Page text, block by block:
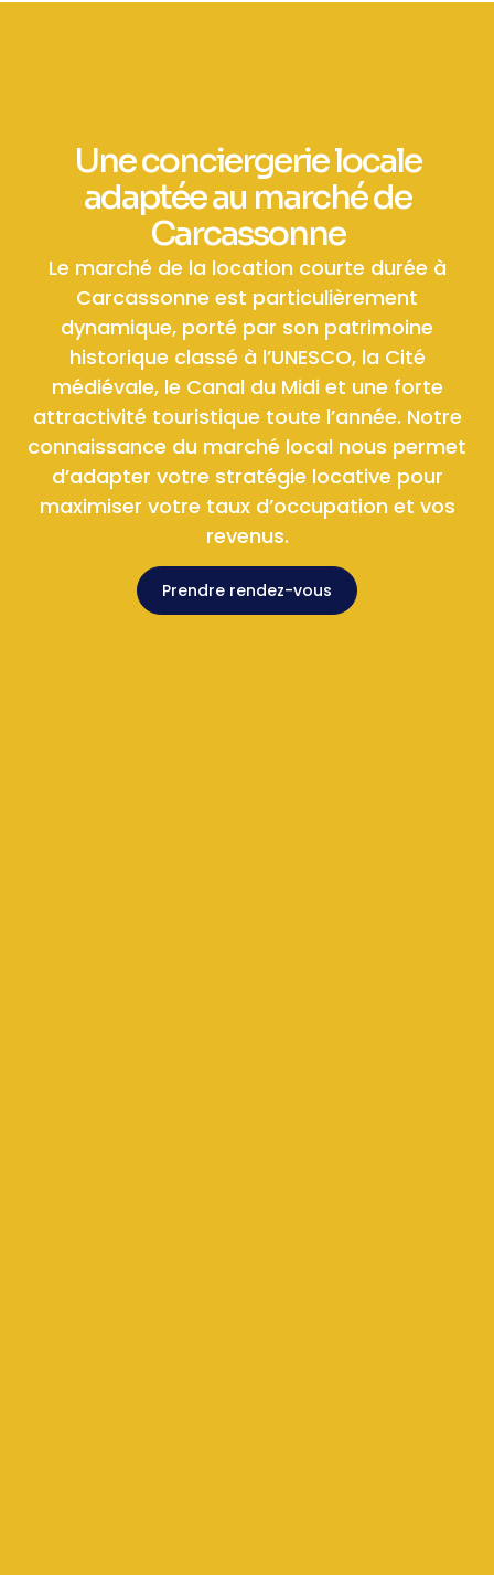
Une conciergerie locale
adaptée au marché de
Carcassonne
Le marché de la location courte durée à
Carcassonne est particulièrement
dynamique, porté par son patrimoine
historique classé à l’UNESCO, la Cité
médiévale, le Canal du Midi et une forte
attractivité touristique toute l’année. Notre
connaissance du marché local nous permet
d’adapter votre stratégie locative pour
maximiser votre taux d’occupation et vos
revenus.
Prendre rendez-vous